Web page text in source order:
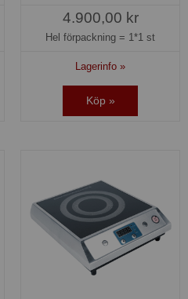
4.900,00 kr
Hel förpackning = 1*1 st
Lagerinfo »
Köp »